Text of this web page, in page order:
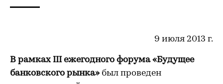
9 июля 2013 г.
В рамках III ежегодного форума «Будущее
банковского рынка»был проведен